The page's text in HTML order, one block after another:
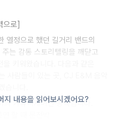
으로]
열정으로 했던 길거리 밴드의
는 감동 스토리텔링을 깨닫고
커뮤니케이션 능력입니다.
지 내용을 읽어보시겠어요?